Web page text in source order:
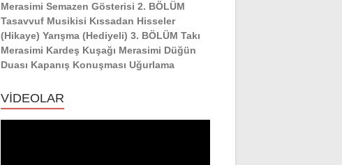
Merasimi Semazen Gösterisi 2. BÖLÜM
Tasavvuf Musikisi Kıssadan Hisseler
(Hikaye) Yarışma (Hediyeli) 3. BÖLÜM Takı
Merasimi Kardeş Kuşağı Merasimi Düğün
Duası Kapanış Konuşması Uğurlama
VİDEOLAR